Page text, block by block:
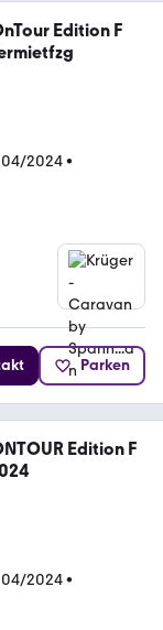
Edition F
04/2024•
Parken
Edition F
04/2024•